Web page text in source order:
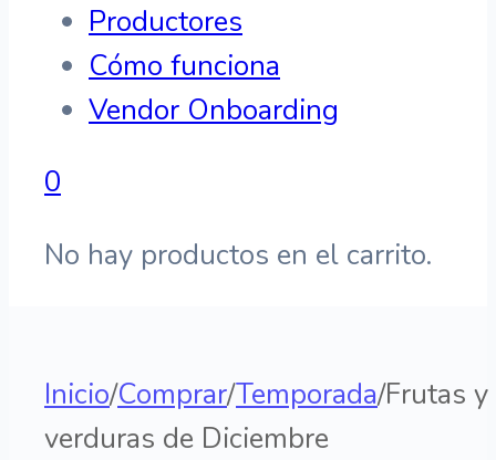
Productores
Cómo funciona
Vendor Onboarding
0
No hay productos en el carrito.
Inicio/Comprar/Temporada/Frutas y
verduras de Diciembre